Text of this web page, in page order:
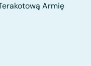
Armię